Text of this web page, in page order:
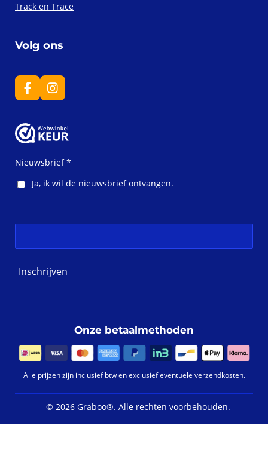
Track en Trace
Volg ons
F
a
e
b
o
I
n
t
a
r
m
Nieuwsbrief *
Ja, ik wil de nieuwsbrief ontvangen.
Inschrijven
Onze betaalmethoden
Alle prijzen zijn inclusief btw en exclusief eventuele verzendkosten.
© 2026 Graboo®. Alle rechten voorbehouden.